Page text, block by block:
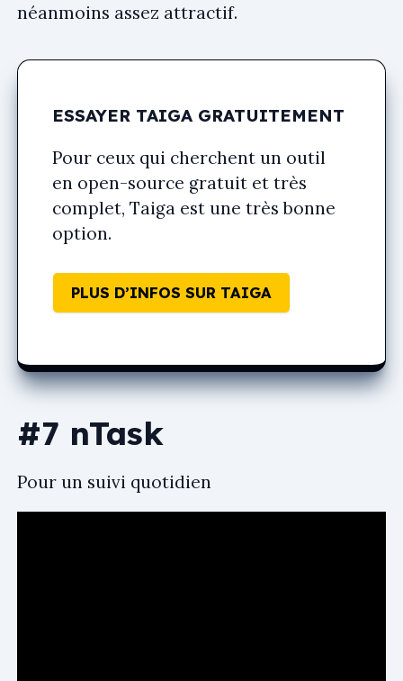
néanmoins assez attractif.
ESSAYER TAIGA GRATUITEMENT
Pour ceux qui cherchent un outil
en open-source gratuit et très
complet, Taiga est une très bonne
option.
PLUS D’INFOS SUR TAIGA
#7 nTask
Pour un suivi quotidien